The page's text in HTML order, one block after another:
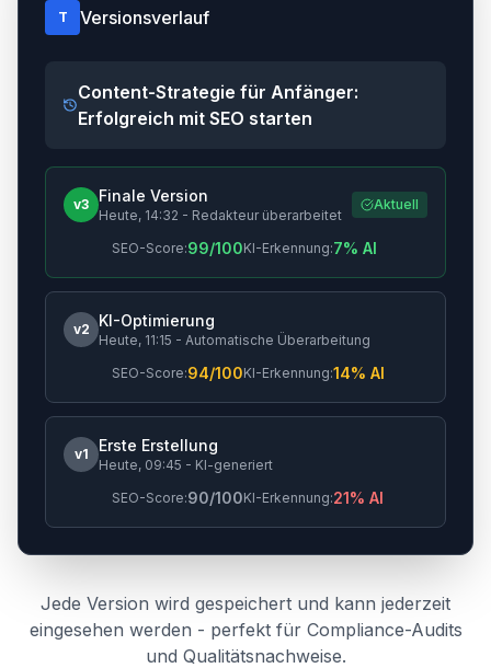
T Versionsverlauf
Content-Strategie für Anfänger:
Erfolgreich mit SEO starten
v3 Finale Version
Heute, 14:32 - Redakteur überarbeitet
Aktuell
SEO-Score:99/100KI-Erkennung:7% AI
v2 KI-Optimierung
Heute, 11:15 - Automatische Überarbeitung
SEO-Score:94/100KI-Erkennung:14% AI
v1 Erste Erstellung
Heute, 09:45 - KI-generiert
SEO-Score:90/100KI-Erkennung:21% AI
Jede Version wird gespeichert und kann jederzeit
eingesehen werden - perfekt für Compliance-Audits
und Qualitätsnachweise.